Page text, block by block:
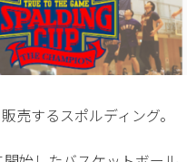
売するスポルディング。